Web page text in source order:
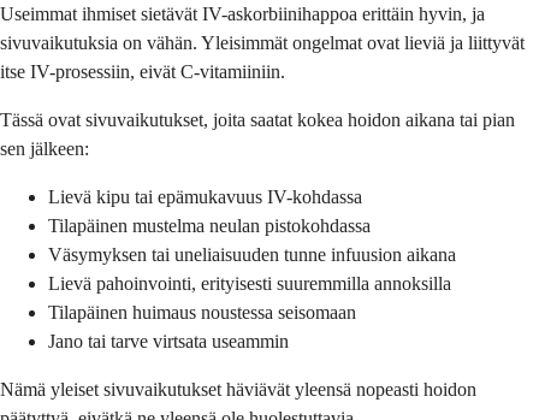
Useimmat ihmiset sietävät IV-askorbiinihappoa erittäin hyvin, ja
sivuvaikutuksia on vähän. Yleisimmät ongelmat ovat lieviä ja liittyvät
itse IV-prosessiin, eivät C-vitamiiniin.
Tässä ovat sivuvaikutukset, joita saatat kokea hoidon aikana tai pian
sen jälkeen:
Lievä kipu tai epämukavuus IV-kohdassa
Tilapäinen mustelma neulan pistokohdassa
Väsymyksen tai uneliaisuuden tunne infuusion aikana
Lievä pahoinvointi, erityisesti suuremmilla annoksilla
Tilapäinen huimaus noustessa seisomaan
Jano tai tarve virtsata useammin
Nämä yleiset sivuvaikutukset häviävät yleensä nopeasti hoidon